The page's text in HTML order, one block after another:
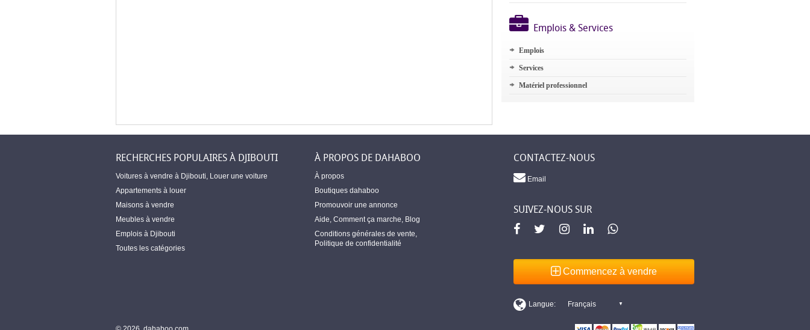
Emplois & Services
Emplois
Services
Matériel professionnel
RECHERCHES POPULAIRES À DJIBOUTI
Voitures à vendre à Djibouti Louer une voiture
Appartements à louer
Maisons à vendre
Meubles à vendre
Emplois à Djibouti
Toutes les catégories
À PROPOS DE DAHABOO
À propos
Boutiques dahaboo
Promouvoir une annonce
Aide Comment ça marche Blog
Conditions générales de vente
Politique de confidentialité
CONTACTEZ-NOUS
Email
SUIVEZ-NOUS SUR
Commencez à vendre